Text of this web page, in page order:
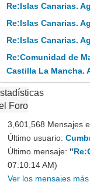
Re:Islas Canarias.
Re:Islas Canarias.
Re:Islas Canarias.
Re:Comunidad de
Castilla La Mancha.
Foro
3,601,568 Mensajes
Último usuario:
Último mensaje: "
07:10:14 AM)
Ver los mensajes